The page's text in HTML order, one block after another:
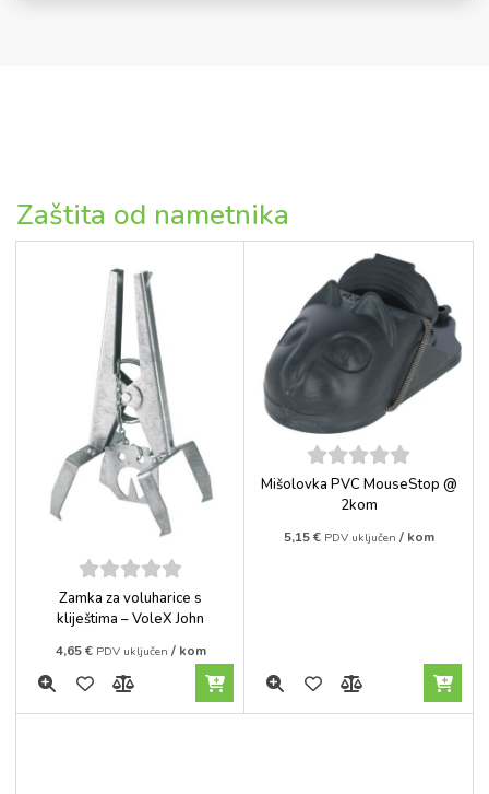
Zaštita od nametnika
5out of
5
Zamka za voluharice s
kliještima – VoleX John
4,65€ PDV uključen / kom
5out of
Mišolovka PVC MouseStop @
2kom
5,15€ PDV uključen / kom